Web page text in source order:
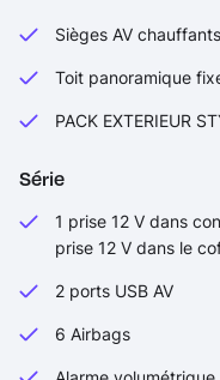
Sièges AV chauffants
Toit panoramique
PACK EXTERIEUR
Série
1 prise 12 V dans
prise 12 V dans le
2 ports USB AV
6 Airbags